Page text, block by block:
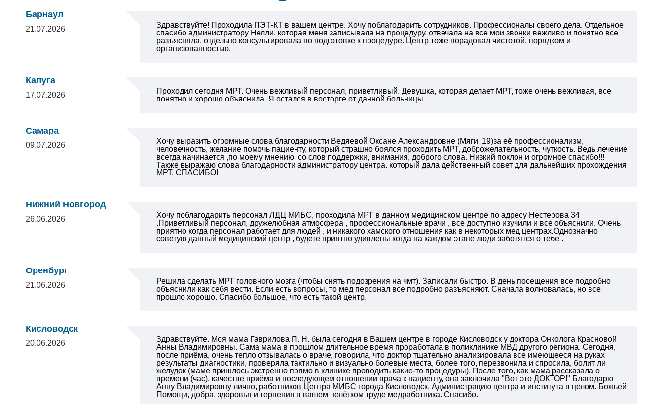
Барнаул
21.07.2026
Здравствуйте! Проходила ПЭТ-КТ в вашем центре. Хочу поблагодарить сотрудников. Профессионалы своего дела. Отдельное
спасибо администратору Нелли, которая меня записывала на процедуру, отвечала на все мои звонки вежливо и понятно все
разъясняла, отдельно консультировала по подготовке к процедуре. Центр тоже порадовал чистотой, порядком и
организованностью.
Калуга
17.07.2026
Проходил сегодня МРТ. Очень вежливый персонал, приветливый. Девушка, которая делает МРТ, тоже очень вежливая, все
понятно и хорошо объяснила. Я остался в восторге от данной больницы.
Самара
09.07.2026
Хочу выразить огромные слова благодарности Ведяевой Оксане Александровне (Мяги, 19)за её профессионализм,
человечность, желание помочь пациенту, который страшно боялся проходить МРТ, доброжелательность, чуткость. Ведь лечение
всегда начинается ,по моему мнению, со слов поддержки, внимания, доброго слова. Низкий поклон и огромное спасибо!!!
Также выражаю слова благодарности администратору центра, который дала действенный совет для дальнейших прохождения
МРТ. СПАСИБО!
Нижний Новгород
26.06.2026
Хочу поблагодарить персонал ЛДЦ МИБС, проходила МРТ в данном медицинском центре по адресу Нестерова 34
.Приветливый персонал, дружелюбная атмосфера , профессиональные врачи , все доступно изучили и все объяснили. Очень
приятно когда персонал работает для людей , и никакого хамского отношения как в некоторых мед центрах.Однозначно
советую данный медицинский центр , будете приятно удивлены когда на каждом этапе люди заботятся о тебе .
Оренбург
21.06.2026
Решила сделать МРТ головного мозга (чтобы снять подозрения на чмт). Записали быстро. В день посещения все подробно
объяснили как себя вести. Если есть вопросы, то мед персонал все подробно разъясняют. Сначала волновалась, но все
прошло хорошо. Спасибо большое, что есть такой центр.
Кисловодск
20.06.2026
Здравствуйте. Моя мама Гаврилова П. Н. была сегодня в Вашем центре в городе Кисловодск у доктора Онколога Красновой
Анны Владимировны. Сама мама в прошлом длительное время проработала в поликлинике МВД другого региона. Сегодня,
после приёма, очень тепло отзывалась о враче, говорила, что доктор тщательно анализировала все имеющееся на руках
результаты диагностики, проверяла тактильно и визуально болевые места, более того, перезвонила и спросила, болит ли
желудок (маме пришлось экстренно прямо в клинике проводить какие-то процедуры). После того, как мама рассказала о
времени (час), качестве приёма и последующем отношении врача к пациенту, она заключила "Вот это ДОКТОР!" Благодарю
Анну Владимировну лично, работников Центра МИБС города Кисловодск, Администрацию центра и института в целом. Божьей
Помощи, добра, здоровья и терпения в вашем нелёгком труде медработника. Спасибо.